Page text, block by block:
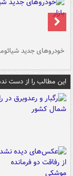
خودروهای جدید شیائومی
این مطالب را از دست